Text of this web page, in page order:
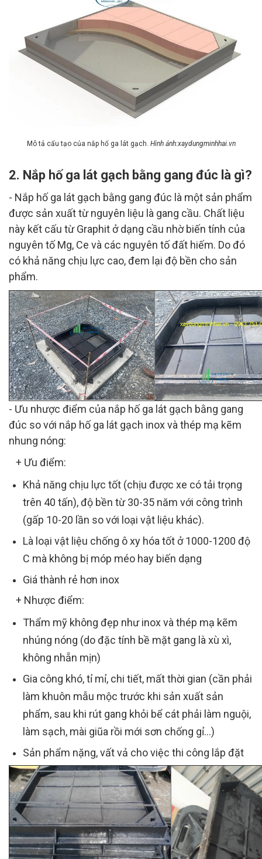
Mô tả cấu tạo của nắp hố ga lát gạch. Hình ảnh:xaydungminhhai.vn
2. Nắp hố ga lát gạch bằng gang đúc là gì?
- Nắp hố ga lát gạch bằng gang đúc là một sản phẩm
được sản xuất từ nguyên liệu là gang cầu. Chất liệu
này kết cấu từ Graphit ở dạng cầu nhờ biến tính của
nguyên tố Mg, Ce và các nguyên tố đất hiếm. Do đó
có khả năng chịu lực cao, đem lại độ bền cho sản
phẩm.
- Ưu nhược điểm của nắp hố ga lát gạch bằng gang
đúc so với nắp hố ga lát gạch inox và thép mạ kẽm
nhung nóng:
+ Ưu điểm:
Khả năng chịu lực tốt (chịu được xe có tải trọng
trên 40 tấn), độ bền từ 30-35 năm với công trình
(gấp 10-20 lần so với loại vật liệu khác).
Là loại vật liệu chống ô xy hóa tốt ở 1000-1200 độ
C mà không bị móp méo hay biến dạng
Giá thành rẻ hơn inox
+ Nhược điểm:
Thẩm mỹ không đẹp như inox và thép mạ kẽm
nhúng nóng (do đặc tính bề mặt gang là xù xì,
không nhẵn mịn)
Gia công khó, tỉ mỉ, chi tiết, mất thời gian (cần phải
làm khuôn mẫu mộc trước khi sản xuất sản
phẩm, sau khi rút gang khỏi bể cát phải làm nguội,
làm sạch, mài giũa rồi mới sơn chống gỉ...)
Sản phẩm nặng, vất vả cho việc thi công lắp đặt